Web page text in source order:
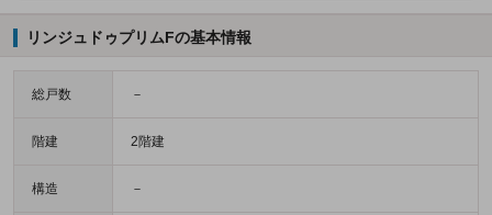
リンジュドゥプリムFの基本情報
総戸数 －
階建 2階建
構造 －